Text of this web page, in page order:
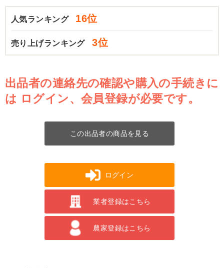
人気ランキング 16位
売り上げランキング 3位
出品者の連絡先の確認や購入の手続きに
は ログイン、会員登録が必要です。
この出品者の商品を見る
ログイン
業者登録はこちら
農家登録はこちら